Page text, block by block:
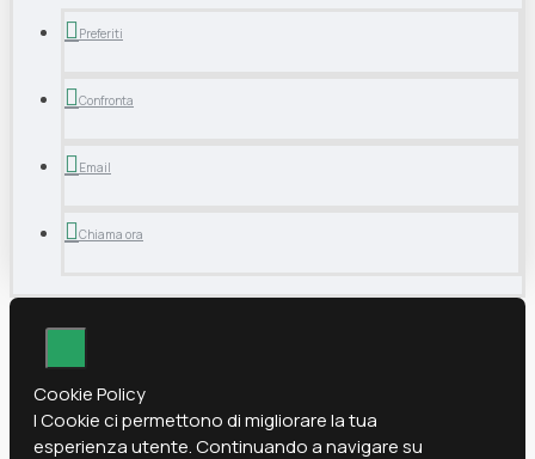
Preferiti
Confronta
Email
Chiama ora
Cookie Policy
I Cookie ci permettono di migliorare la tua
esperienza utente. Continuando a navigare su